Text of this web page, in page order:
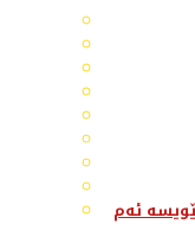
ئەم